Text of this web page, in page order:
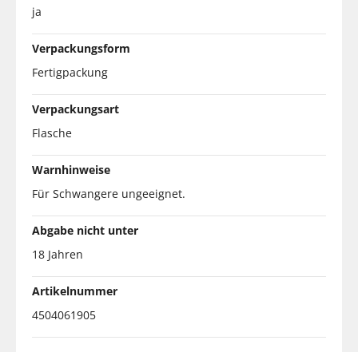
ja
Verpackungsform
Fertigpackung
Verpackungsart
Flasche
Warnhinweise
Für Schwangere ungeeignet.
Abgabe nicht unter
18 Jahren
Artikelnummer
4504061905